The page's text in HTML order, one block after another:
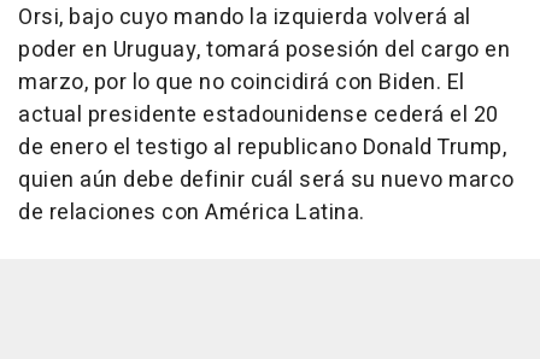
Orsi, bajo cuyo mando la izquierda volverá al
poder en Uruguay, tomará posesión del cargo en
marzo, por lo que no coincidirá con Biden. El
actual presidente estadounidense cederá el 20
de enero el testigo al republicano Donald Trump,
quien aún debe definir cuál será su nuevo marco
de relaciones con América Latina.